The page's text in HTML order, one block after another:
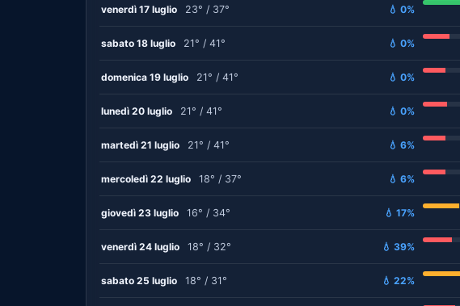
venerdì 17 luglio 23° / 37° 💧 0%
sabato 18 luglio 21° / 41° 💧 0%
domenica 19 luglio 21° / 41° 💧 0%
lunedì 20 luglio 21° / 41° 💧 0%
martedì 21 luglio 21° / 41° 💧 6%
mercoledì 22 luglio 18° / 37° 💧 6%
giovedì 23 luglio 16° / 34° 💧 17%
venerdì 24 luglio 18° / 32° 💧 39%
sabato 25 luglio 18° / 31° 💧 22%